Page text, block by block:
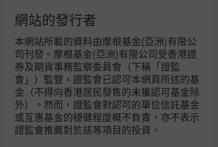
網站的發行者
本網站所載的資料由摩根基金(亞洲)有限公
司刊發。摩根基金(亞洲)有限公司受香港證
券及期貨事務監察委員會（下稱「證監
會」）監管，證監會已認可本網頁所述的基
金（不得向香港居民發售的未獲認可基金除
外）。然而，證監會對認可的單位信託基金
或互惠基金的穩健程度概不負責，亦不表示
證監會推薦對於該等項目的投資。
朗普的論調，這可能會進一步加劇市場的短期波動。
能源價格高企，以及隨之而來對生產的打擊（尤其是在亞洲
地區），可能再次引發對滯脹的憂慮，令人聯想起2022年
俄羅斯入侵烏克蘭時的情況。雖然我們預測的基本情境仍然
是雙方在未來幾周具充分理由為局勢降溫，但仍有必要探討
當前局勢與2022年時的差異，以及這對投資組合所帶來的
啟示。
2022年堪稱通脹的「完美風暴」